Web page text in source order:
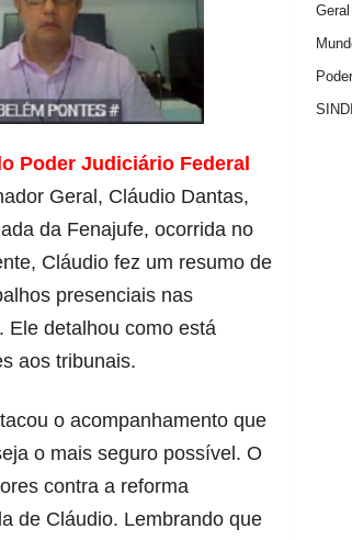
Poder Judiciário Federal
Geral, Cláudio Dantas,
da Fenajufe, ocorrida no
Cláudio fez um resumo de
presenciais nas
Ele detalhou como está
aos tribunais.
o acompanhamento que
o mais seguro possível. O
contra a reforma
de Cláudio. Lembrando que
Geral